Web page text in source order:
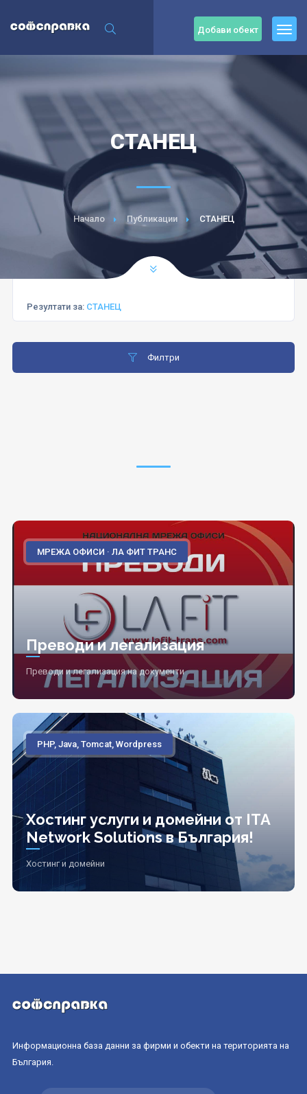
Добави обект
СТАНЕЦ
Начало Публикации СТАНЕЦ
Резултати за: СТАНЕЦ
Филтри
МРЕЖА ОФИСИ · ЛА ФИТ ТРАНС
Преводи и легализация
Преводи и легализация на документи
PHP, Java, Tomcat, Wordpress
Хостинг услуги и домейни от ITA
Network Solutions в България!
Хостинг и домейни
Информационна база данни за фирми и обекти на територията на
България.